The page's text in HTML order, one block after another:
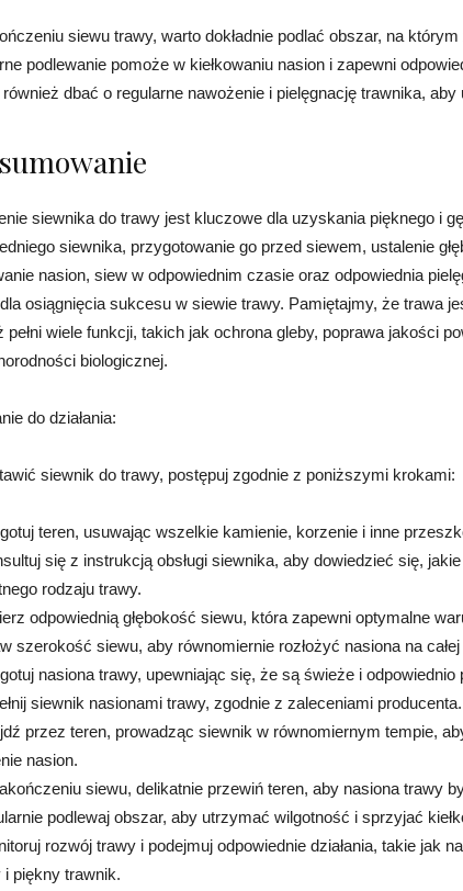
siewu trawy, warto dokładnie podlać obszar, na
podlewanie pomoże w kiełkowaniu nasion i zapewni
dbać o regularne nawożenie i pielęgnację trawnika,
siewnika do trawy jest kluczowe dla uzyskania pięknego i
siewnika, przygotowanie go przed siewem, ustalenie
nasion, siew w odpowiednim czasie oraz odpowiednia
osiągnięcia sukcesu w siewie trawy. Pamiętajmy, że trawa
pełni wiele funkcji, takich jak ochrona gleby, poprawa jakości
biologicznej.
do działania:
siewnik do trawy, postępuj zgodnie z poniższymi krokami:
teren, usuwając wszelkie kamienie, korzenie i inne
się z instrukcją obsługi siewnika, aby dowiedzieć się,
rodzaju trawy.
odpowiednią głębokość siewu, która zapewni optymalne
szerokość siewu, aby równomiernie rozłożyć nasiona na
nasiona trawy, upewniając się, że są świeże i odpowiednio
siewnik nasionami trawy, zgodnie z zaleceniami producenta.
przez teren, prowadząc siewnik w równomiernym tempie,
nasion.
siewu, delikatnie przewiń teren, aby nasiona trawy
podlewaj obszar, aby utrzymać wilgotność i sprzyjać
rozwój trawy i podejmuj odpowiednie działania, takie jak
i piękny trawnik.